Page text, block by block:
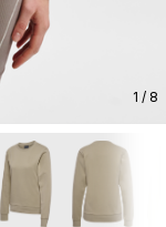
1 / 8